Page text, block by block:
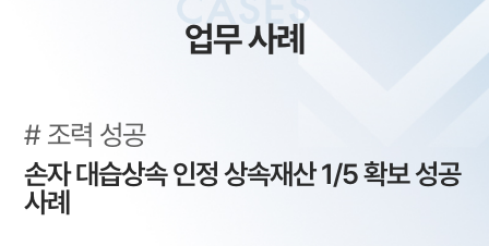
CASES
업무 사례
조력 성공
손자 대습상속 인정 상속재산 1/5 확보 성공
사례